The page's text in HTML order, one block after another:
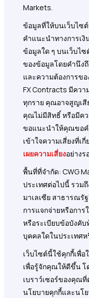
Markets.
ข้อมูลที่ให้บนเว็บไซ
คำแนะนำทางการเ
ข้อมูลใด ๆ บนเว็บไ
ของข้อมูลโดยคำนึง
และความต้องการข
FX Contracts มีคว
ทุกราย คุณอาจสูญเสี
คุณไม่มีสิทธิ์ หรือมีค
ขอแนะนำให้คุณขอค
เข้าใจความเสี่ยงที่เ
เผยความเสี่ยงอย่างร
พื้นที่ที่จำกัด: CWG
ประเทศต่อไปนี้ รวม
มาเลเซีย สาธารณรั
การแจกจ่ายหรือกา
หรือระเบียบข้อบังคั
บุคคลใดในประเทศ
เว็บไซต์นี้ใช้คุกกี้เพื่
เพื่อรู้จักคุณให้ดีขึ้น โ
เบราว์เซอร์ของคุณ
นโยบายคุกกี้และนโ